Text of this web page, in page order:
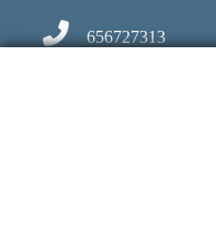
656727313